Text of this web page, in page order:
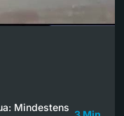
Mindestens